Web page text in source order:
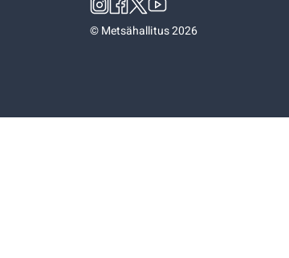
©Metsähallitus 2026